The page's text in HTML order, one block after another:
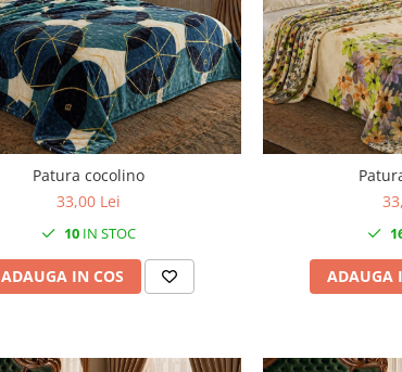
Patura cocolino
33,00 Lei
10 IN STOC
ADAUGA IN COS ADAUGA